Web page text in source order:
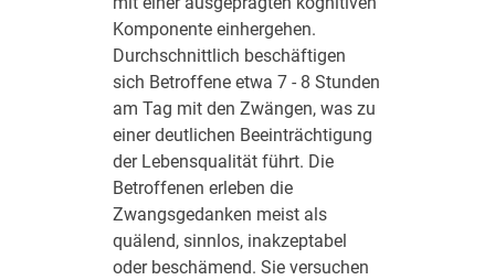
Komponente einhergehen.
Durchschnittlich beschäftigen
sich Betroffene etwa 7 - 8 Stunden
am Tag mit den Zwängen, was zu
einer deutlichen Beeinträchtigung
der Lebensqualität führt. Die
Betroffenen erleben die
Zwangsgedanken meist als
quälend, sinnlos, inakzeptabel
oder beschämend. Sie versuchen